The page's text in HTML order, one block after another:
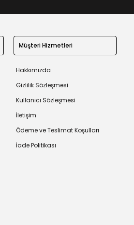
Müşteri Hizmetleri
Hakkımızda
Gizlilik Sözleşmesi
Kullanıcı Sözleşmesi
İletişim
Ödeme ve Teslimat Koşulları
İade Politikası